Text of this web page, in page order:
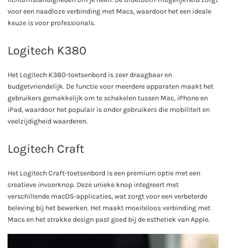
voor een naadloze verbinding met Macs, waardoor het een ideale
keuze is voor professionals.
Logitech K380
Het Logitech K380-toetsenbord is zeer draagbaar en
budgetvriendelijk. De functie voor meerdere apparaten maakt het
gebruikers gemakkelijk om te schakelen tussen Mac, iPhone en
iPad, waardoor het populair is onder gebruikers die mobiliteit en
veelzijdigheid waarderen.
Logitech Craft
Het Logitech Craft-toetsenbord is een premium optie met een
creatieve invoerknop. Deze unieke knop integreert met
verschillende macOS-applicaties, wat zorgt voor een verbeterde
beleving bij het bewerken. Het maakt moeiteloos verbinding met
Macs en het strakke design past goed bij de esthetiek van Apple.